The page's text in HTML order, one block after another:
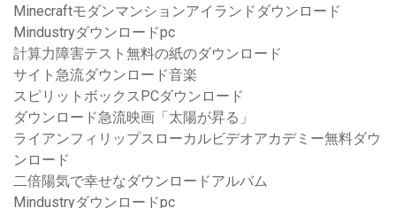
Minecraftモダンマンションアイランドダウンロード
Mindustryダウンロードpc
計算力障害テスト無料の紙のダウンロード
サイト急流ダウンロード音楽
スピリットボックスPCダウンロード
ダウンロード急流映画「太陽が昇る」
ライアンフィリップスローカルビデオアカデミー無料ダウ
ンロード
二倍陽気で幸せなダウンロードアルバム
Mindustryダウンロードpc